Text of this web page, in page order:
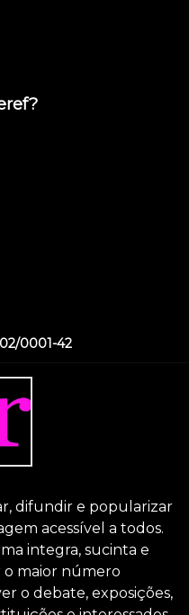
0001-42
difundir e popularizar
acessível a todos.
integra, sucinta e
o maior número
o debate, exposições,